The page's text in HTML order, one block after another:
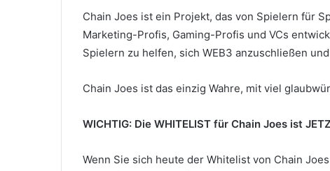
Chain Joes ist ein Projekt, das von Spielern für
Marketing-Profis, Gaming-Profis und VCs
Spielern zu helfen, sich WEB3 anzuschließen
Chain Joes ist das einzig Wahre, mit viel
WICHTIG: Die WHITELIST für Chain Joes ist
Wenn Sie sich heute der Whitelist von Chain